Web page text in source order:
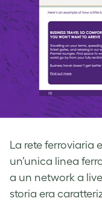
La rete ferroviaria
un’unica linea
a un network a
storia era